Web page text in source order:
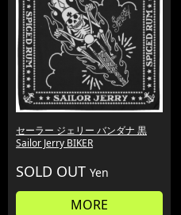
セーラー ジェリー バンダナ 黒
Sailor Jerry BIKER
SOLD OUT Yen
MORE